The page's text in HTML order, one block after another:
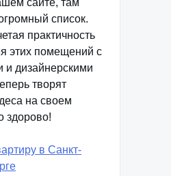
сайте, там
список.
практичность
этих помещений с
и дизайнерскими
творят
на своем
здорово!
в Санкт-